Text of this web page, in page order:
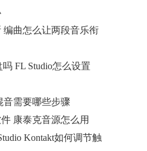
曲怎么让两段音乐衔
FL Studio怎么设置
音需要哪些步骤
康泰克音源怎么用
Kontakt如何调节触